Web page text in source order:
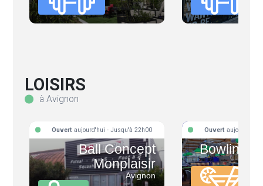
LOISIRS
à Avignon
Ball Concept
Monplaisir
Avignon
Ouvert aujourd'hui - Jusqu'à 22h00
Bowling
Ouvert aujourd'hui